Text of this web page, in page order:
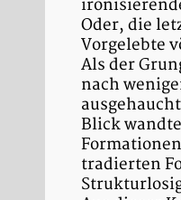
Oder, die
Vorgelebte
Als der
nach
Blick
tradierten